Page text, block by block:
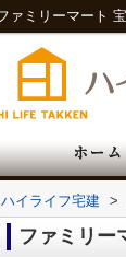
ハイライフ宅建 >
ファミリー